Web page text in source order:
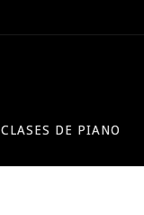
CLASES DE PIANO